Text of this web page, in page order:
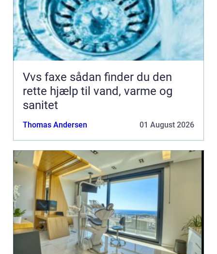
Vvs faxe sådan finder du den
rette hjælp til vand, varme og
sanitet
Thomas Andersen 01 August 2026